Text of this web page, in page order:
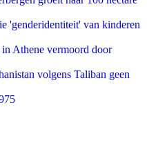
'genderidentiteit' van kinderen
Athene vermoord door
volgens Taliban geen